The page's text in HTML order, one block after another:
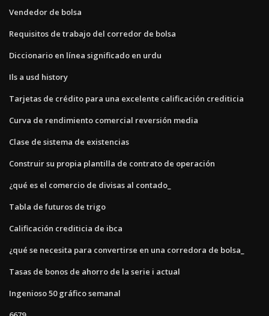
Vendedor de bolsa
Requisitos de trabajo del corredor de bolsa
Diccionario en línea significado en urdu
Ils a usd history
Tarjetas de crédito para una excelente calificación crediticia
Curva de rendimiento comercial reversión media
Clase de sistema de existencias
Construir su propia plantilla de contrato de operación
¿qué es el comercio de divisas al contado_
Tabla de futuros de trigo
Calificación crediticia de ibca
¿qué se necesita para convertirse en una corredora de bolsa_
Tasas de bonos de ahorro de la serie i actual
Ingenioso 50 gráfico semanal